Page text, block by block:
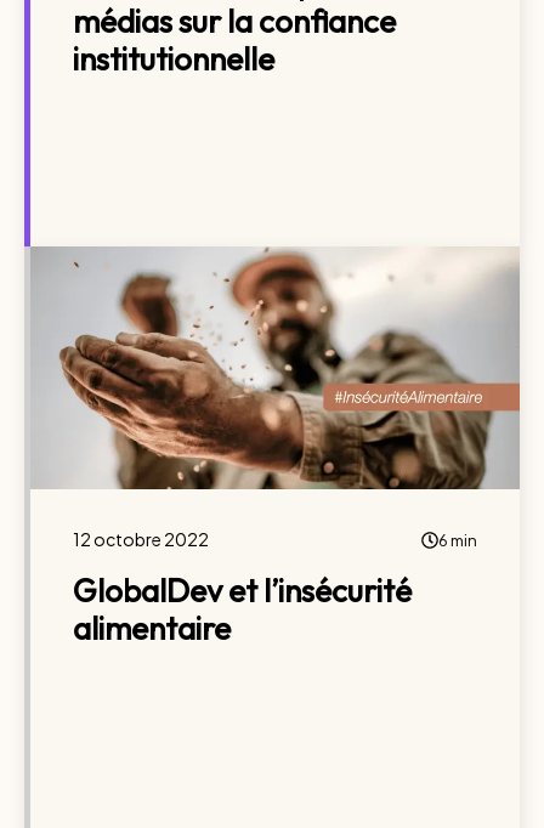
médias sur la confiance
institutionnelle
12 octobre 2022 6 min
GlobalDev et l’insécurité
alimentaire